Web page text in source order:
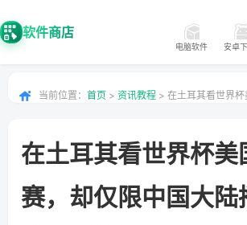
软件商店
电脑软件 安卓
当前位置： 首页 > 资讯教程 > 在土耳其看世界
在土耳其看世界杯美
赛，却仅限中国大陆